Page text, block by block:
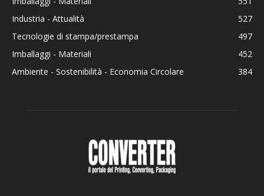
Industria - Attualità
527
Tecnologie di stampa/prestampa
497
Imballaggi - Materiali
452
Ambiente - Sostenibilità - Economia Circolare
384